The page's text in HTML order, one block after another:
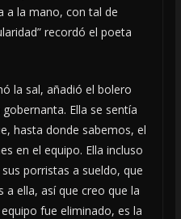
a la mano, con tal de
recordó el poeta
la sal, añadió el bolero
Ella se sentía
hasta donde sabemos, el
en el equipo. Ella incluso
porristas a sueldo, que
a ella, así que creo que la
fue eliminado, es la